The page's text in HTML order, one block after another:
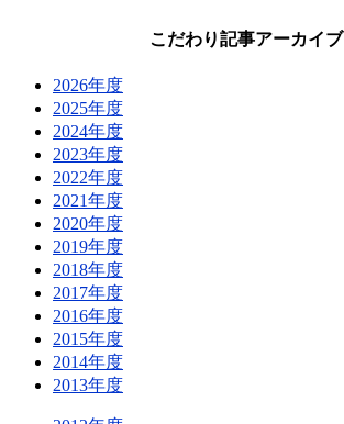
こだわり記事アーカイブ
2026年度
2025年度
2024年度
2023年度
2022年度
2021年度
2020年度
2019年度
2018年度
2017年度
2016年度
2015年度
2014年度
2013年度